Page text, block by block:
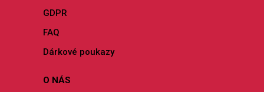
GDPR
FAQ
Dárkové poukazy
O NÁS